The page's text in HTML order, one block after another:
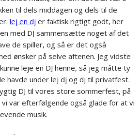
til dels middagen og dels til de
lej en dj er faktisk rigtigt godt, her
med DJ sammensætte noget af det
de spiller, og så er det også
ønsker på selve aftenen. Jeg vidste
leje en DJ henne, så jeg måtte ty
havde under lej dj og dj til privatfest.
DJ til vores store sommerfest, på
var efterfølgende også glade for at vi
musik.